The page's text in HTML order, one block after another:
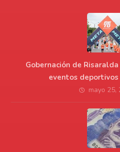
Gobernación de
eventos
mayo 25,